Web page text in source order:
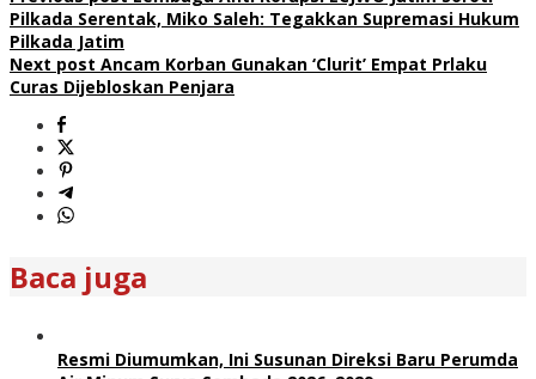
Pilkada Serentak, Miko Saleh: Tegakkan Supremasi Hukum
Pilkada Jatim
Next post Ancam Korban Gunakan ‘Clurit’ Empat Prlaku
Curas Dijebloskan Penjara
Baca juga
Resmi Diumumkan, Ini Susunan Direksi Baru Perumda